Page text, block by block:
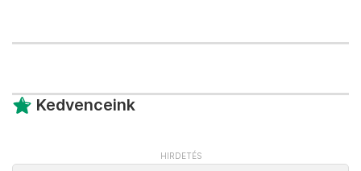
Kedvenceink